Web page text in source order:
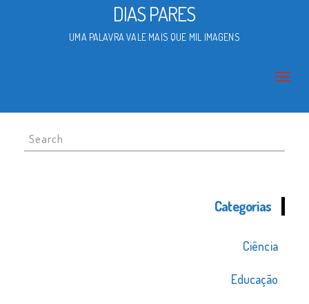
DIAS PARES
UMA PALAVRA VALE MAIS QUE MIL IMAGENS
Search
for:
Categorias
Ciência
Educação